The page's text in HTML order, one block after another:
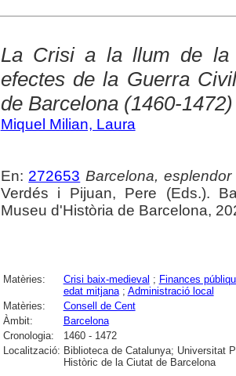
La Crisi a la llum de la
efectes de la Guerra
de Barcelona (1460-1472)
Miquel Milian, Laura
En: 272653 Barcelona,
Verdés i Pijuan, Pere (Eds.).
Museu d'Història de Barcelona,
Matèries: Crisi baix-medieval ; Finances
edat mitjana; Administració local
Matèries:
Consell de Cent
Àmbit:
Barcelona
Cronologia:
1460 - 1472
Localització: Biblioteca de Catalunya; Universitat
Històric de la Ciutat de Barcelona